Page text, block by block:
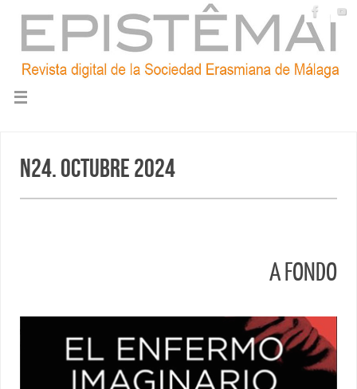
N24. Octubre 2024
A FONDO